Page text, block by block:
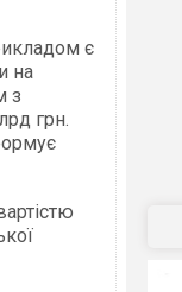
є
на
з
грн.